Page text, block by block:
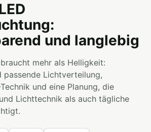
und langlebig
mehr als Helligkeit:
passende Lichtverteilung,
und eine Planung, die
Lichttechnik als auch tägliche